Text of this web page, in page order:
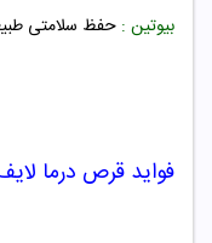
بیوتین : حفظ سلامتی
فواید قرص درما